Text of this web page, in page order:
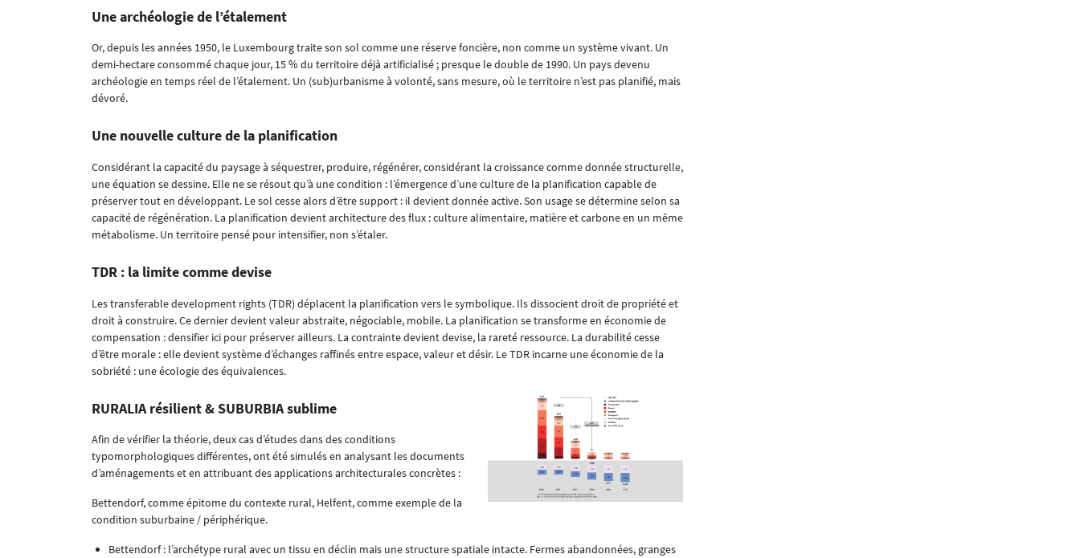
Une archéologie de l’étalement
Or, depuis les années 1950, le Luxembourg traite son sol comme une réserve foncière, non comme un système vivant. Un
demi-hectare consommé chaque jour, 15 % du territoire déjà artificialisé ; presque le double de 1990. Un pays devenu
archéologie en temps réel de l’étalement. Un (sub)urbanisme à volonté, sans mesure, où le territoire n’est pas planifié, mais
dévoré.
Une nouvelle culture de la planification
Considérant la capacité du paysage à séquestrer, produire, régénérer, considérant la croissance comme donnée structurelle,
une équation se dessine. Elle ne se résout qu’à une condition : l’émergence d’une culture de la planification capable de
préserver tout en développant. Le sol cesse alors d’être support : il devient donnée active. Son usage se détermine selon sa
capacité de régénération. La planification devient architecture des flux : culture alimentaire, matière et carbone en un même
métabolisme. Un territoire pensé pour intensifier, non s’étaler.
TDR : la limite comme devise
Les transferable development rights (TDR) déplacent la planification vers le symbolique. Ils dissocient droit de propriété et
droit à construire. Ce dernier devient valeur abstraite, négociable, mobile. La planification se transforme en économie de
compensation : densifier ici pour préserver ailleurs. La contrainte devient devise, la rareté ressource. La durabilité cesse
d’être morale : elle devient système d’échanges raffinés entre espace, valeur et désir. Le TDR incarne une économie de la
sobriété : une écologie des équivalences.
RURALIA résilient & SUBURBIA sublime
Afin de vérifier la théorie, deux cas d’études dans des conditions
typomorphologiques différentes, ont été simulés en analysant les documents
d’aménagements et en attribuant des applications architecturales concrètes :
Bettendorf, comme épitome du contexte rural, Helfent, comme exemple de la
condition suburbaine / périphérique.
Bettendorf : l’archétype rural avec un tissu en déclin mais une structure spatiale intacte. Fermes abandonnées, granges